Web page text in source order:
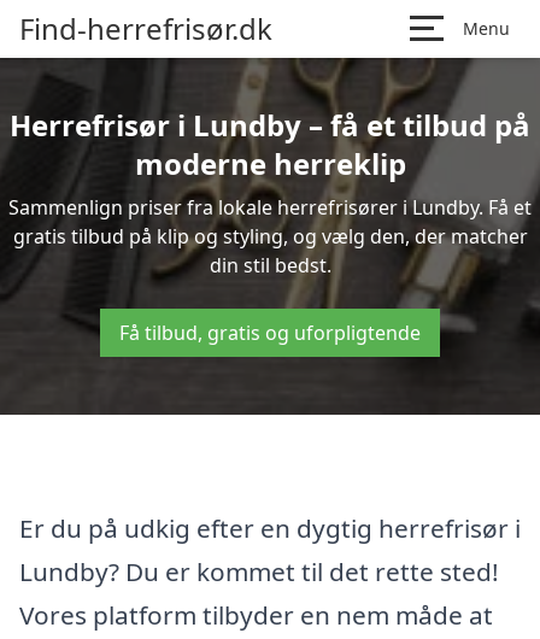
Find-herrefrisør.dk Menu
Herrefrisør i Lundby – få et tilbud på
moderne herreklip
Sammenlign priser fra lokale herrefrisører i Lundby. Få et
gratis tilbud på klip og styling, og vælg den, der matcher
din stil bedst.
Få tilbud, gratis og uforpligtende
Er du på udkig efter en dygtig herrefrisør i
Lundby? Du er kommet til det rette sted!
Vores platform tilbyder en nem måde at